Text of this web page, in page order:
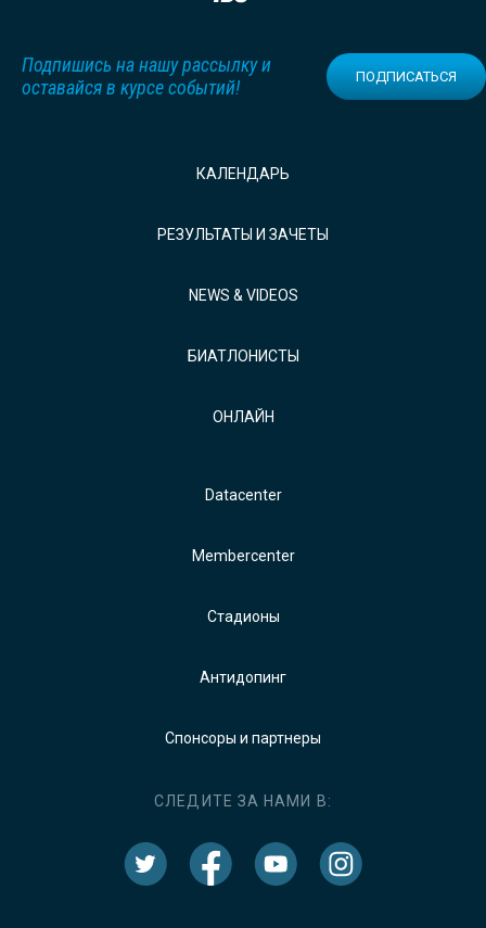
Подпишись на нашу рассылку и
оставайся в курсе событий!
ПОДПИСАТЬСЯ
КАЛЕНДАРЬ
РЕЗУЛЬТАТЫ И ЗАЧЕТЫ
NEWS & VIDEOS
БИАТЛОНИСТЫ
ОНЛАЙН
Datacenter
Membercenter
Стадионы
Антидопинг
Спонсоры и партнеры
СЛЕДИТЕ ЗА НАМИ В: